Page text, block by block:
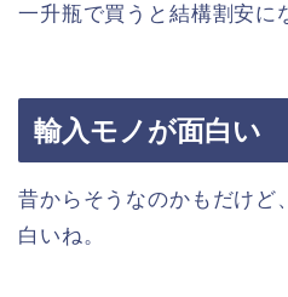
一升瓶で買うと結構割安
輸入モノが面白い
昔からそうなのかもだけど
白いね。